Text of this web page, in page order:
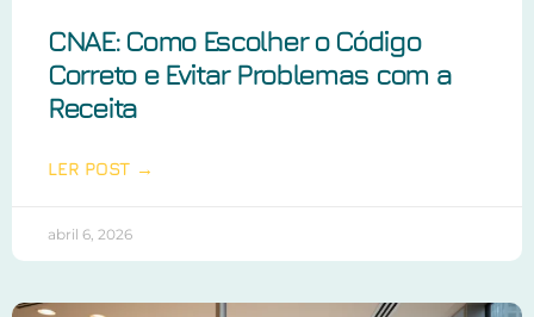
CNAE: Como Escolher o Código
Correto e Evitar Problemas com a
Receita
LER POST →
abril 6, 2026